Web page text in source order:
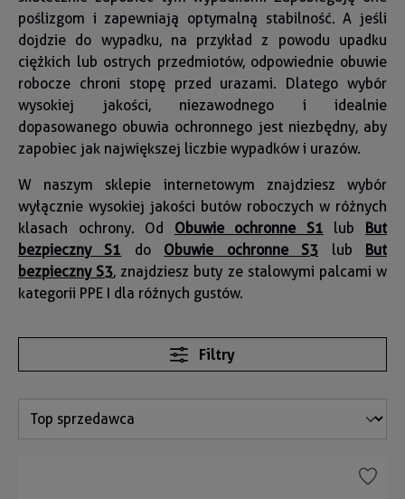
poślizgom i zapewniają optymalną stabilność. A jeśli
dojdzie do wypadku, na przykład z powodu upadku
ciężkich lub ostrych przedmiotów, odpowiednie obuwie
robocze chroni stopę przed urazami. Dlatego wybór
wysokiej jakości, niezawodnego i idealnie
dopasowanego obuwia ochronnego jest niezbędny, aby
zapobiec jak największej liczbie wypadków i urazów.
W naszym sklepie internetowym znajdziesz wybór
wyłącznie wysokiej jakości butów roboczych w różnych
klasach ochrony. Od Obuwie ochronne S1 lub
But
bezpieczny S1 do Obuwie ochronne S3 lub
But
bezpieczny S3, znajdziesz buty ze stalowymi palcami w
kategorii PPE I dla różnych gustów.
Filtry